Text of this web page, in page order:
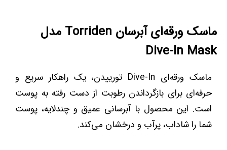
ماسک ورقه‌ای آبرسان Torriden مدل
Dive-In Mask
ماسک ورقه‌ای Dive-In تورییدن، یک راهکار سریع و
حرفه‌ای برای بازگرداندن رطوبت از دست رفته به پوست
است. این محصول با آبرسانی عمیق و چندلایه، پوست
شما را شاداب، پرآب و درخشان می‌کند.